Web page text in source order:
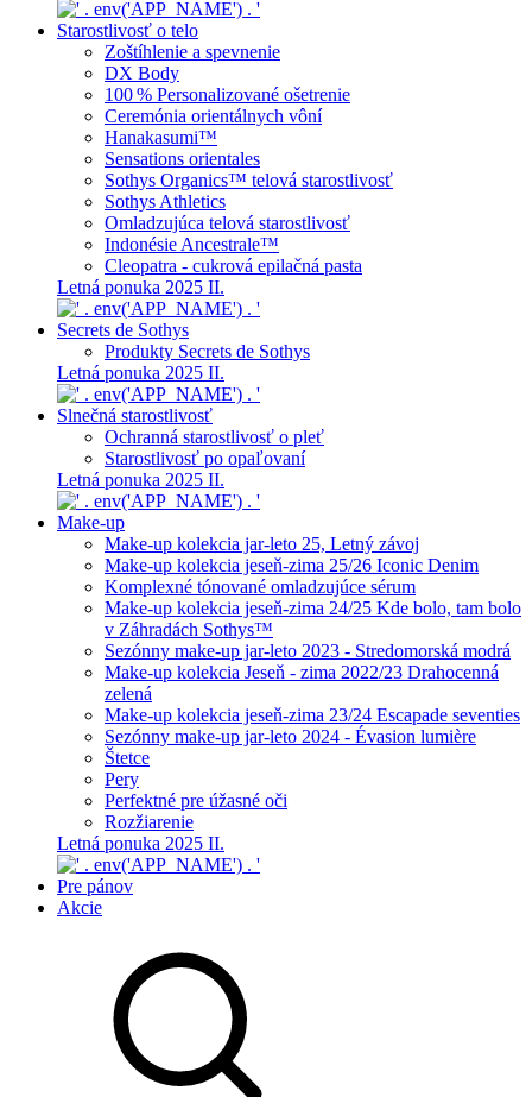
Starostlivosť o telo
Zoštíhlenie a spevnenie
DX Body
100 % Personalizované ošetrenie
Ceremónia orientálnych vôní
Hanakasumi™
Sensations orientales
Sothys Organics™ telová starostlivosť
Sothys Athletics
Omladzujúca telová starostlivosť
Indonésie Ancestrale™
Cleopatra - cukrová epilačná pasta
Letná ponuka 2025 II.
Secrets de Sothys
Produkty Secrets de Sothys
Letná ponuka 2025 II.
Slnečná starostlivosť
Ochranná starostlivosť o pleť
Starostlivosť po opaľovaní
Letná ponuka 2025 II.
Make-up
Make-up kolekcia jar-leto 25, Letný závoj
Make-up kolekcia jeseň-zima 25/26 Iconic Denim
Komplexné tónované omladzujúce sérum
Make-up kolekcia jeseň-zima 24/25 Kde bolo, tam bolo
v Záhradách Sothys™
Sezónny make-up jar-leto 2023 - Stredomorská modrá
Make-up kolekcia Jeseň - zima 2022/23 Drahocenná
zelená
Make-up kolekcia jeseň-zima 23/24 Escapade seventies
Sezónny make-up jar-leto 2024 - Évasion lumière
Štetce
Pery
Perfektné pre úžasné oči
Rozžiarenie
Letná ponuka 2025 II.
Pre pánov
Akcie